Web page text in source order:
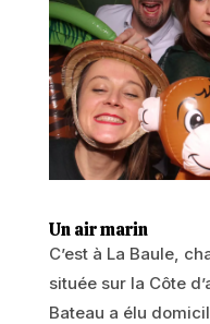
Un air marin
C’est à La Baule,
située sur la Côte
Bateau a élu